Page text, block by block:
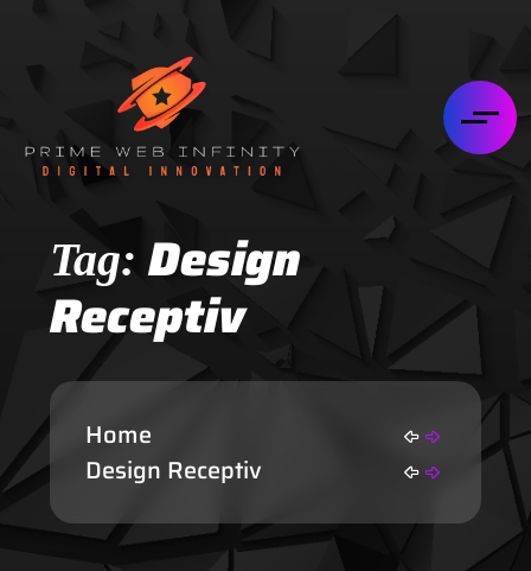
Tag: Design
Receptiv
Home
Design Receptiv